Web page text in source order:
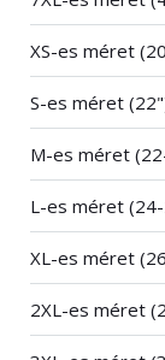
XS-es méret
S-es méret
M-es méret
L-es méret
XL-es méret
2XL-es méret